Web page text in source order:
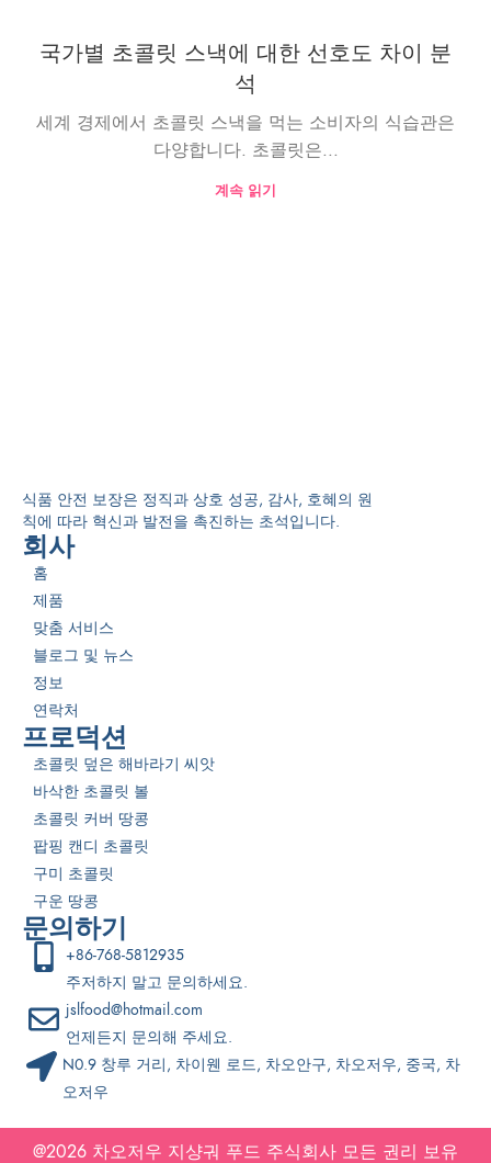
국가별 초콜릿 스낵에 대한 선호도 차이 분
석
세계 경제에서 초콜릿 스낵을 먹는 소비자의 식습관은
다양합니다. 초콜릿은...
계속 읽기
식품 안전 보장은 정직과 상호 성공, 감사, 호혜의 원
칙에 따라 혁신과 발전을 촉진하는 초석입니다.
회사
홈
제품
맞춤 서비스
블로그 및 뉴스
정보
연락처
프로덕션
초콜릿 덮은 해바라기 씨앗
바삭한 초콜릿 볼
초콜릿 커버 땅콩
팝핑 캔디 초콜릿
구미 초콜릿
구운 땅콩
문의하기
+86-768-5812935
주저하지 말고 문의하세요.
jslfood@hotmail.com
언제든지 문의해 주세요.
N0.9 창루 거리, 차이웬 로드, 차오안구, 차오저우, 중국, 차
오저우
@2026 차오저우 지샹궈 푸드 주식회사 모든 권리 보유